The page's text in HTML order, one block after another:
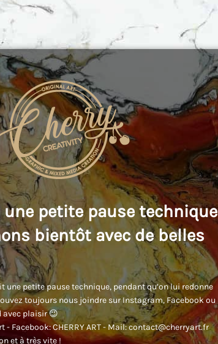
petite pause technique
bientôt avec de belles
une petite pause technique, pendant qu’on lui redonne
toujours nous joindre sur Instagram, Facebook ou
avec plaisir 😉
Facebook: CHERRY ART - Mail: contact@cherryart.fr
et à très vite !